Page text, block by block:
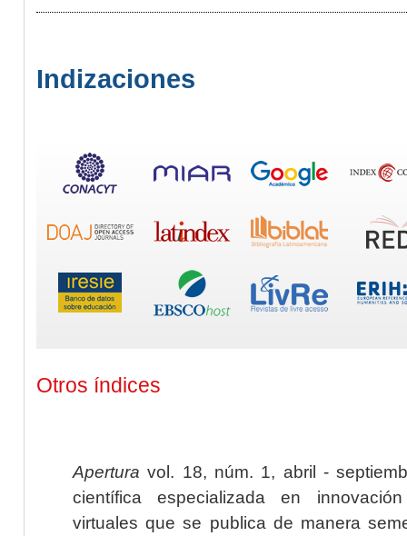
Indizaciones
Otros índices
Apertura vol. 18, núm. 1, abril -
científica especializada en
virtuales que se publica de manera